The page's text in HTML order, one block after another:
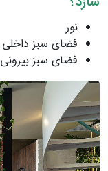
نور
فضای سبز داخلی
فضای سبز بیرونی